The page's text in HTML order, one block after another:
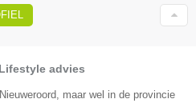
advies
maar wel in de provincie